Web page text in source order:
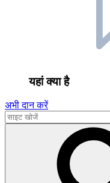
यहां क्या है
अभी दान करें